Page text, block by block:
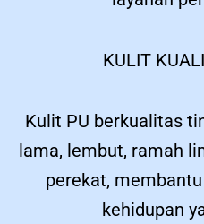
KULIT
Kulit PU berkualitas
lama, lembut, ramah
perekat,
kehidupan